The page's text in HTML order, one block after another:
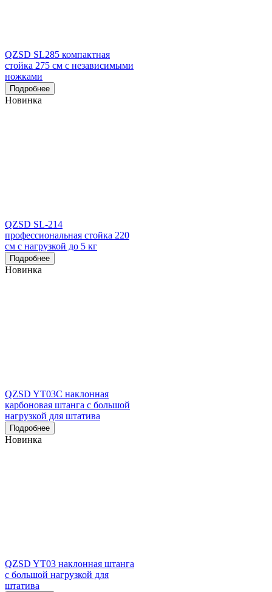
QZSD SL285 компактная
стойка 275 см с независимыми
ножками
Подробнее
Новинка
QZSD SL-214
профессиональная стойка 220
см с нагрузкой до 5 кг
Подробнее
Новинка
QZSD YT03C наклонная
карбоновая штанга с большой
нагрузкой для штатива
Подробнее
Новинка
QZSD YT03 наклонная штанга
с большой нагрузкой для
штатива